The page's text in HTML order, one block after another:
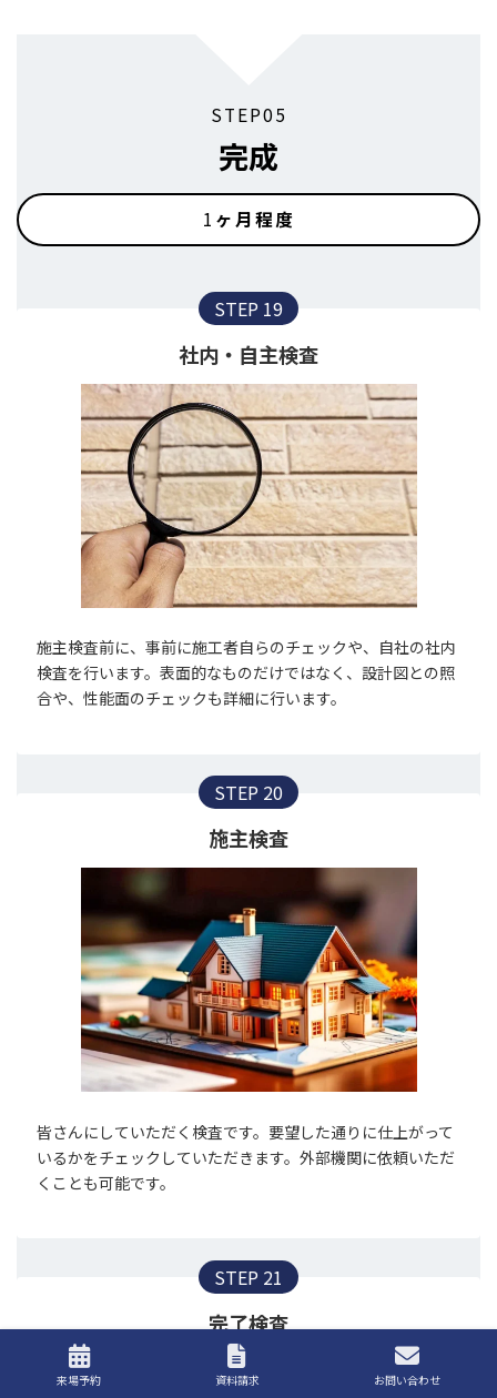
STEP05
完成
1 ヶ月程度
STEP 19
社内・自主検査
施主検査前に、事前に施工者自らのチェックや、自社の社内
検査を行います。表面的なものだけではなく、設計図との照
合や、性能面のチェックも詳細に行います。
STEP 20
施主検査
皆さんにしていただく検査です。要望した通りに仕上がって
いるかをチェックしていただきます。外部機関に依頼いただ
くことも可能です。
STEP 21
完了検査
来場予約 資料請求 お問い合わせ